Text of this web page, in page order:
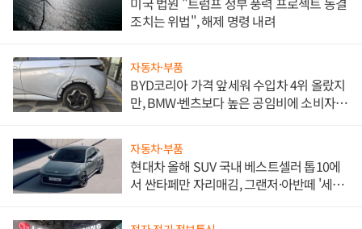
조치는 위법", 해제 명령 내려
자동차·부품
BYD코리아 가격 앞세워 수입차 4위 올랐지
만, BMW·벤츠보다 높은 공임비에 소비자
자동차·부품
현대차 올해 SUV 국내 베스트셀러 톱10에
서 싼타페만 자리매김, 그랜저·아반떼 '세단